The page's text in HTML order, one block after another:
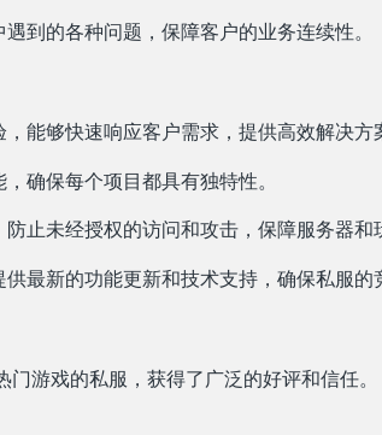
到的各种问题，保障客户的业务连续性。
能够快速响应客户需求，提供高效解决方
确保每个项目都具有独特性。
止未经授权的访问和攻击，保障服务器和
最新的功能更新和技术支持，确保私服的
游戏的私服，获得了广泛的好评和信任。